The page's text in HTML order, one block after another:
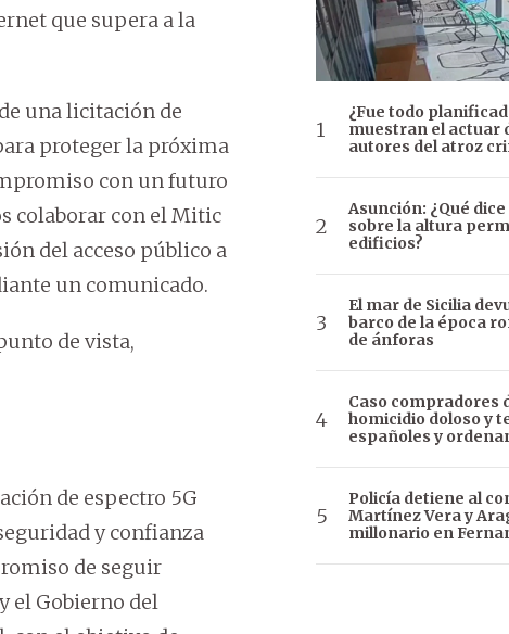
que supera a la
una licitación de
proteger la próxima
con un futuro
colaborar con el Mitic
del acceso público a
un comunicado.
de vista,
de espectro 5G
y confianza
de seguir
el Gobierno del
¿Fue todo
muestran el actuar
autores del atroz
Asunción: ¿Qué
sobre la altura
edificios?
El mar de Sicilia
barco de la época
de ánforas
Caso compradores
homicidio doloso y
españoles y
Policía detiene al
Martínez Vera y
millonario en